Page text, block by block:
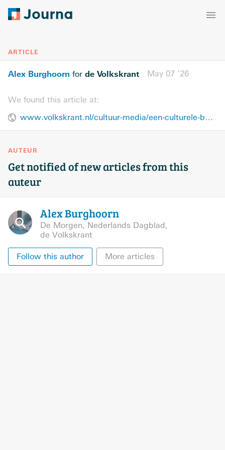
ARTICLE
Alex Burghoorn for de Volkskrant May 07 ’26
We found this article at:
www.volkskrant.nl/cultuur-media/een-culturele-boycot-is-een-vreedzaam-wapen-maar-hoe-gebruik-je-dat-wapen-op-de-beste-manier~b0961cfd/
AUTEUR
Get notified of new articles from this
auteur
AlexBurghoorn
De Morgen, Nederlands Dagblad,
de Volkskrant
Follow this author More articles